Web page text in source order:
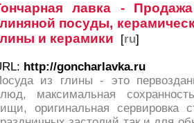
лавка -
посуды,
и керамики [ru]
http://goncharlavka.ru
из глины - это
максимальная
оригинальная сервировка